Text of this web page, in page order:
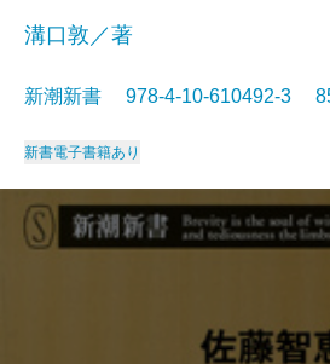
溝口敦／著
新潮新書 978-4-10-610492-3
新書電子書籍あり